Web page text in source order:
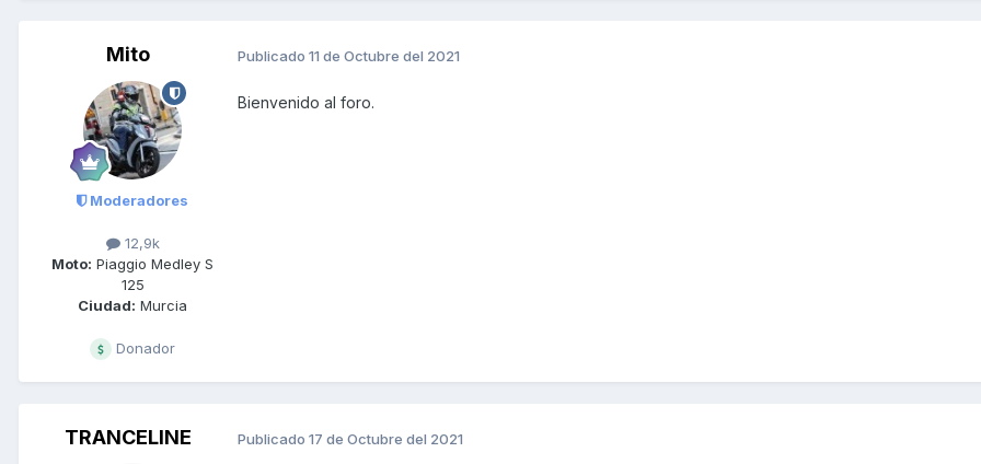
Mito
Moderadores
12,9k
Moto: Piaggio Medley S
125
Ciudad: Murcia
Donador
Publicado 11 de Octubre del 2021
Bienvenido al foro.
TRANCELINE Publicado 17 de Octubre del 2021